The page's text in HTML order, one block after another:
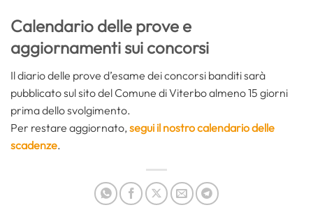
Calendario delle prove e
aggiornamenti sui concorsi
Il diario delle prove d’esame dei concorsi banditi sarà
pubblicato sul sito del Comune di Viterbo almeno 15 giorni
prima dello svolgimento.
Per restare aggiornato,segui il nostro calendario delle
scadenze.